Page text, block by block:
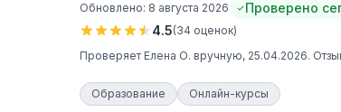
Обновлено: 8 августа 2026 Проверено
4.5(34 оценок)
Проверяет Елена О. вручную, 25.04.2026.
Образование Онлайн-курсы